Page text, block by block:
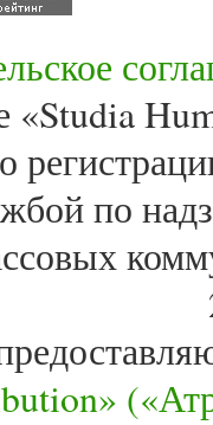
«Studia
о
по